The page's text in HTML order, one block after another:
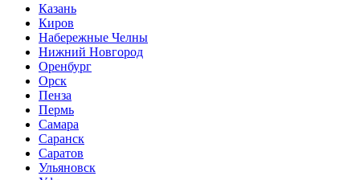
Казань
Киров
Набережные Челны
Нижний Новгород
Оренбург
Орск
Пенза
Пермь
Самара
Саранск
Саратов
Ульяновск